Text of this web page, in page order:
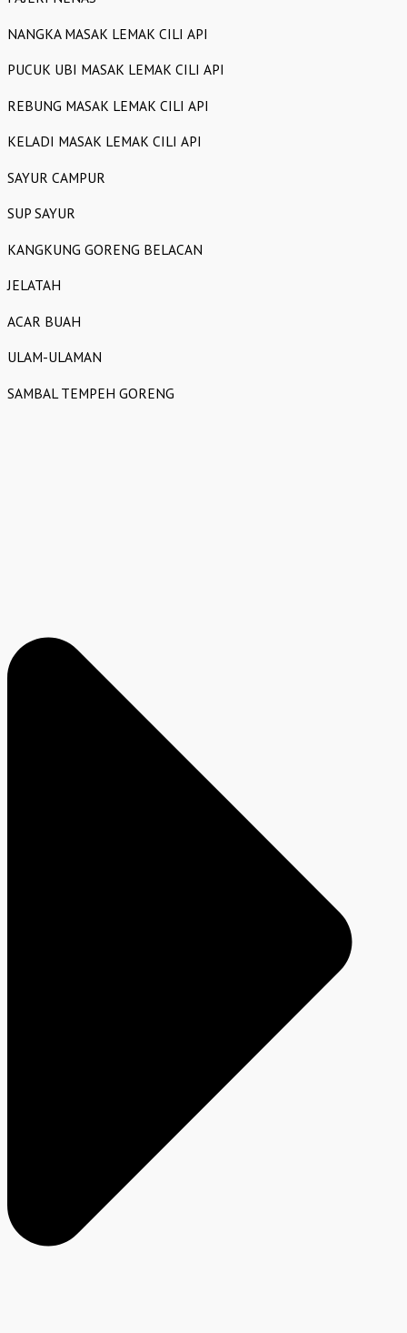
NANGKA MASAK LEMAK CILI API
PUCUK UBI MASAK LEMAK CILI API
REBUNG MASAK LEMAK CILI API
KELADI MASAK LEMAK CILI API
SAYUR CAMPUR
SUP SAYUR
KANGKUNG GORENG BELACAN
JELATAH
ACAR BUAH
ULAM-ULAMAN
SAMBAL TEMPEH GORENG